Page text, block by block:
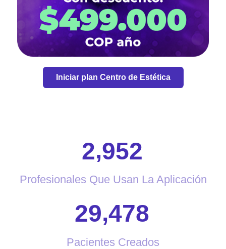
Iniciar plan Centro de Estética
2,952
Profesionales Que Usan La Aplicación
29,478
Pacientes Creados